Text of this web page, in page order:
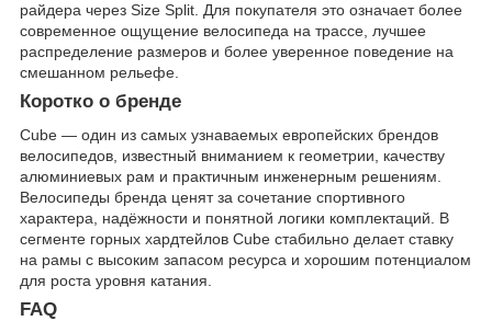
райдера через Size Split. Для покупателя это означает более
современное ощущение велосипеда на трассе, лучшее
распределение размеров и более уверенное поведение на
смешанном рельефе.
Коротко о бренде
Cube — один из самых узнаваемых европейских брендов
велосипедов, известный вниманием к геометрии, качеству
алюминиевых рам и практичным инженерным решениям.
Велосипеды бренда ценят за сочетание спортивного
характера, надёжности и понятной логики комплектаций. В
сегменте горных хардтейлов Cube стабильно делает ставку
на рамы с высоким запасом ресурса и хорошим потенциалом
для роста уровня катания.
FAQ